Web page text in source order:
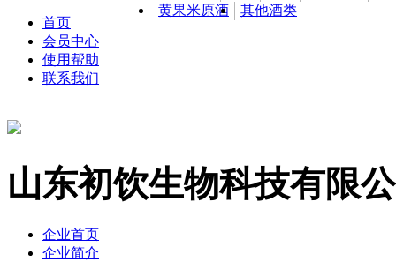
首页
会员中心
使用帮助
联系我们
山东初饮生物科技有限
企业首页
企业简介
黄果米原酒 其他酒类